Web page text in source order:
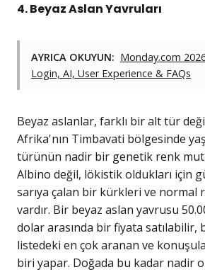
4. Beyaz Aslan Yavruları
AYRICA OKUYUN: Monday.com
Login, AI, User Experience & FAQs
Beyaz aslanlar, farklı bir alt tür
Afrika'nın Timbavati bölgesinde
türünün nadir bir genetik renk
Albino değil, lökistik oldukları için
sarıya çalan bir kürkleri ve normal
vardır. Bir beyaz aslan yavrusu
dolar arasında bir fiyata satılabilir,
listedeki en çok aranan ve
biri yapar. Doğada bu kadar nadir